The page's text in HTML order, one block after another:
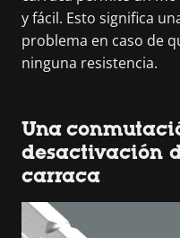
y fácil. Esto significa
problema en caso de
ninguna resistencia.
Una
desactivación
carraca